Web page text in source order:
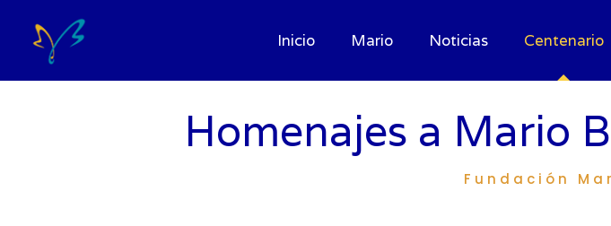
Inicio Mario Noticias Centenario
Homenajes a Mario
Fundación